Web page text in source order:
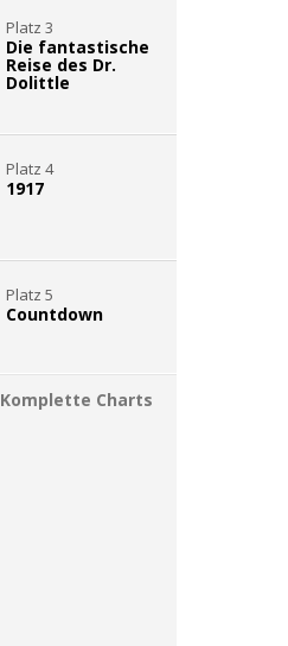
Platz 3
Die fantastische
Reise des Dr.
Dolittle
Platz 4
1917
Platz 5
Countdown
Komplette Charts